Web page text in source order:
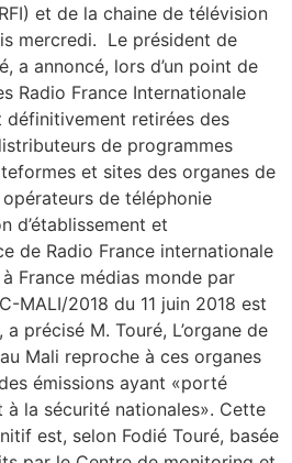
et de la chaine de télévision
mercredi. Le président de
a annoncé, lors d’un point de
Radio France Internationale
définitivement retirées des
de programmes
et sites des organes de
de téléphonie
d’établissement et
de Radio France internationale
France médias monde par
MALI/2018 du 11 juin 2018 est
précisé M. Touré, L’organe de
Mali reproche à ces organes
émissions ayant «porté
la sécurité nationales». Cette
est, selon Fodié Touré, basée